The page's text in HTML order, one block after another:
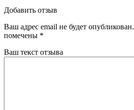
Добавить отзыв
Ваш адрес email не будет опубликован.
помечены *
Ваш текст отзыва